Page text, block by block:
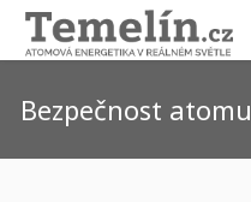
Bezpečnost atomu